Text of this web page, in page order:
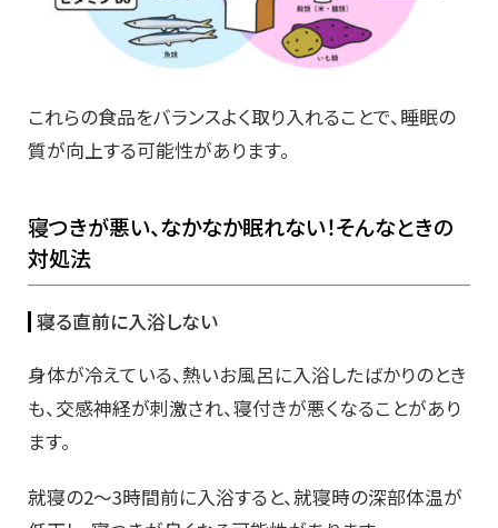
これらの食品をバランスよく取り入れることで、睡眠の
質が向上する可能性があります。
寝つきが悪い、なかなか眠れない！そんなときの
対処法
寝る直前に入浴しない
身体が冷えている、熱いお風呂に入浴したばかりのとき
も、交感神経が刺激され、寝付きが悪くなることがあり
ます。
就寝の2～3時間前に入浴すると、就寝時の深部体温が